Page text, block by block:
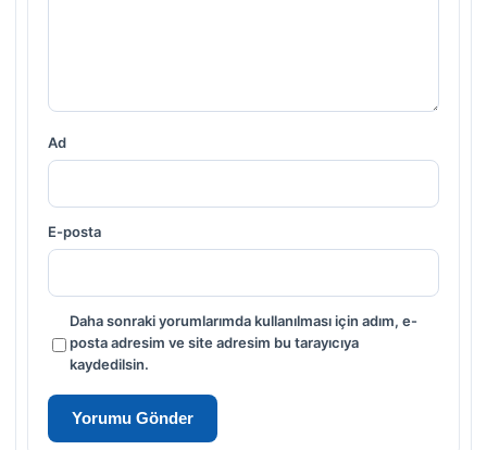
Ad
E-posta
Daha sonraki yorumlarımda kullanılması için adım, e-
posta adresim ve site adresim bu tarayıcıya
kaydedilsin.